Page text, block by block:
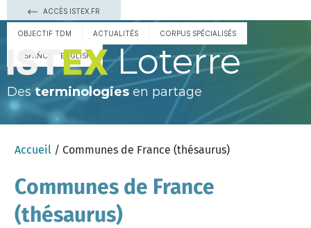
ACCÈS ISTEX.FR
OBJECTIF TDM ACTUALITÉS CORPUS SPÉCIALISÉS
ESPAÑOL ENGLISH Loterre
Des terminologies en partage
Accueil / Communes de France (thésaurus)
Communes de France
(thésaurus)